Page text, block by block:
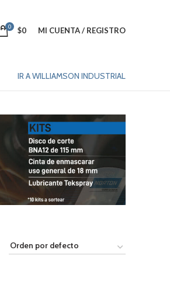
0 $0 MI CUENTA / REGISTRO
IR A WILLIAMSON INDUSTRIAL